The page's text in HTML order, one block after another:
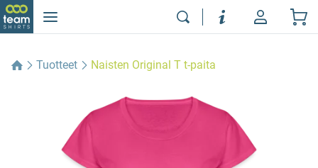
Tuotteet Naisten Original T t-paita